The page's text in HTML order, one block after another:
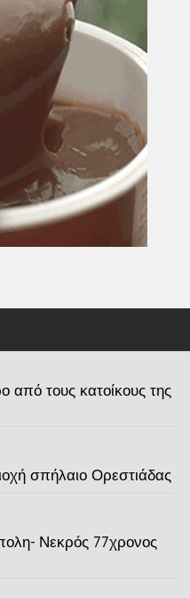
τους κατοίκους της
σπήλαιο Ορεστιάδας
Νεκρός 77χρονος